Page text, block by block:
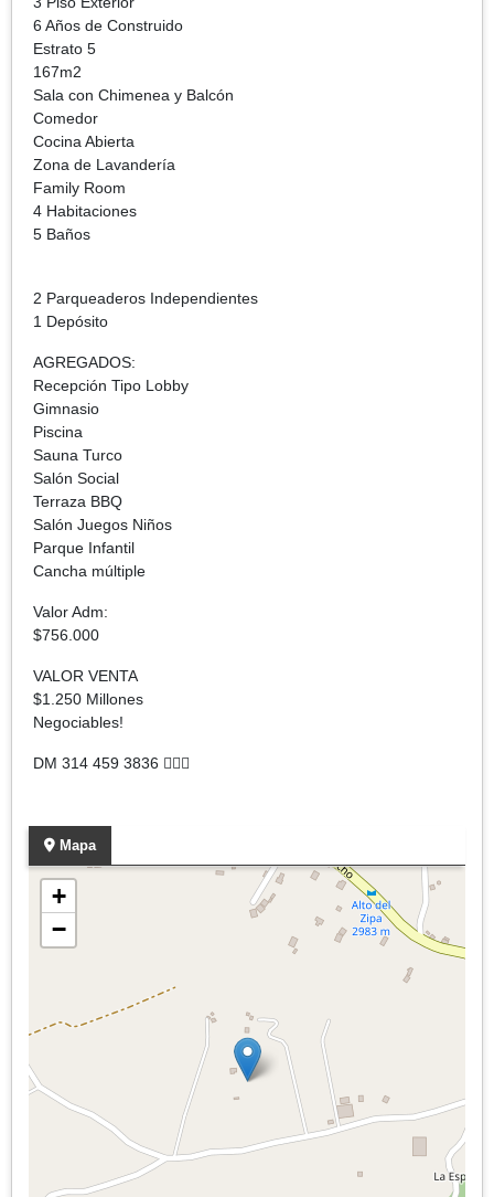
6 Años de Construido
Estrato 5
167m2
Sala con Chimenea y Balcón
Comedor
Cocina Abierta
Zona de Lavandería
Family Room
4 Habitaciones
5 Baños
2 Parqueaderos Independientes
1 Depósito
AGREGADOS:
Recepción Tipo Lobby
Gimnasio
Piscina
Sauna Turco
Salón Social
Terraza BBQ
Salón Juegos Niños
Parque Infantil
Cancha múltiple
Valor Adm:
$756.000
VALOR VENTA
$1.250 Millones
Negociables!
DM 314 459 3836 🙋🏼‍♀️
Mapa
+
−